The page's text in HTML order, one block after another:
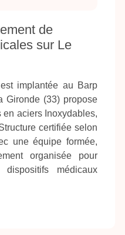
de
sur Le
implantée au Barp
Gironde (33) propose
en aciers Inoxydables,
certifiée selon
une équipe formée,
organisée pour
médicaux